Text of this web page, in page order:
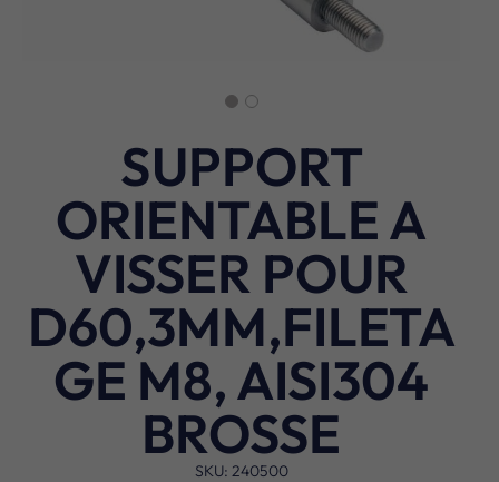
SUPPORT
ORIENTABLE A
VISSER POUR
D60,3MM,FILETA
GE M8, AISI304
BROSSE
SKU: 240500